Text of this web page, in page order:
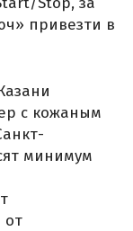
привезти в
с кожаным
минимум
от